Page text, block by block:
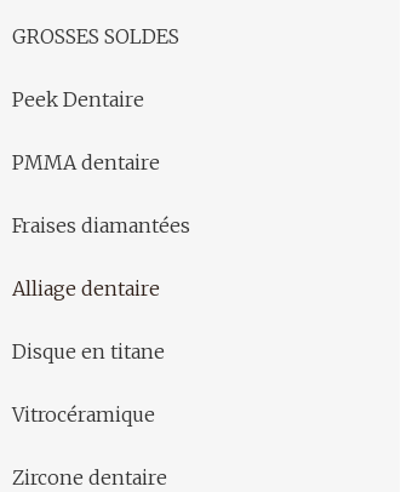
GROSSES SOLDES
Peek Dentaire
PMMA dentaire
Fraises diamantées
Alliage dentaire
Disque en titane
Vitrocéramique
Zircone dentaire